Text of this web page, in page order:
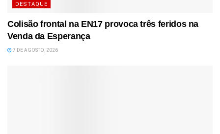
DESTAQUE
Colisão frontal na EN17 provoca três feridos na
Venda da Esperança
7 DE AGOSTO, 2026